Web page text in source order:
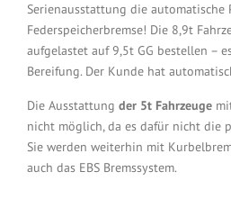
Serienausstattung die automatische
Federspeicherbremse! Die 8,9t
aufgelastet auf 9,5t GG bestellen –
Bereifung. Der Kunde hat
Die Ausstattung der 5t Fahrzeuge
nicht möglich, da es dafür nicht die
Sie werden weiterhin mit
auch das EBS Bremssystem.